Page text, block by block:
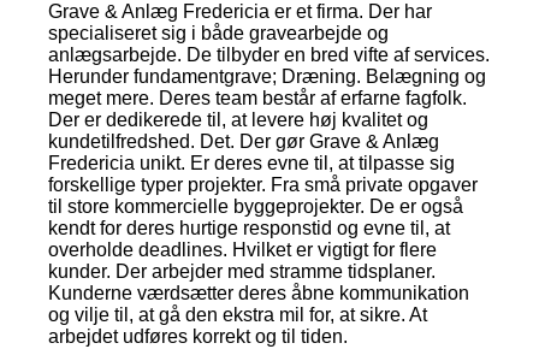
Grave & Anlæg Fredericia er et firma. Der har
specialiseret sig i både gravearbejde og
anlægsarbejde. De tilbyder en bred vifte af services.
Herunder fundamentgrave; Dræning. Belægning og
meget mere. Deres team består af erfarne fagfolk.
Der er dedikerede til, at levere høj kvalitet og
kundetilfredshed. Det. Der gør Grave & Anlæg
Fredericia unikt. Er deres evne til, at tilpasse sig
forskellige typer projekter. Fra små private opgaver
til store kommercielle byggeprojekter. De er også
kendt for deres hurtige responstid og evne til, at
overholde deadlines. Hvilket er vigtigt for flere
kunder. Der arbejder med stramme tidsplaner.
Kunderne værdsætter deres åbne kommunikation
og vilje til, at gå den ekstra mil for, at sikre. At
arbejdet udføres korrekt og til tiden.